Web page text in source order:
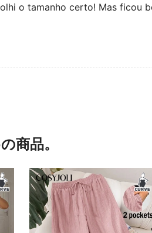
o tamanho certo! Mas ficou
商品。